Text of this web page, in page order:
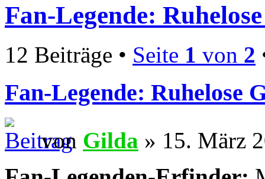
Fan-Legende:
12 Beiträge • Seite 1 von 2
Fan-Legende: Ruhelose
von Gilda » 15. März